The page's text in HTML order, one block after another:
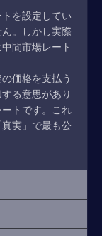
を設定してい
。しかし実際
間市場レート
価格を支払う
る意思があり
トです。これ
実」で最も公